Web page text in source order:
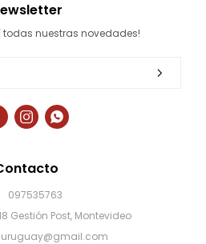
097535763
Gestión Post, Montevideo
todas nuestras novedades!
 